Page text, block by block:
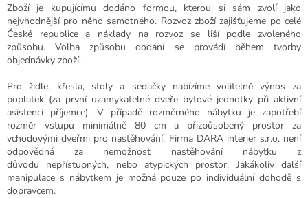
Zboží je kupujícímu dodáno formou, kterou si sám zvolí jako
nejvhodnější pro něho samotného. Rozvoz zboží zajišťujeme po celé
České republice a náklady na rozvoz se liší podle zvoleného
způsobu. Volba způsobu dodání se provádí během tvorby
objednávky zboží.
Pro židle, křesla, stoly a sedačky nabízíme volitelně výnos za
poplatek (za první uzamykatelné dveře bytové jednotky při aktivní
asistenci příjemce). V případě rozměrného nábytku je zapotřebí
rozměr vstupu minimálně 80 cm a přizpůsobený prostor za
vchodovými dveřmi pro nastěhování. Firma DARA interier s.r.o. není
odpovědná za nemožnost nastěhování nábytku z
důvodu nepřístupných, nebo atypických prostor. Jakákoliv další
manipulace s nábytkem je možná pouze po individuální dohodě s
dopravcem.